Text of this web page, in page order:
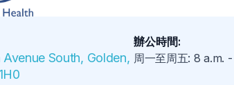
South, Golden,
辦公時間:
周一至周五: 8 a.m. -